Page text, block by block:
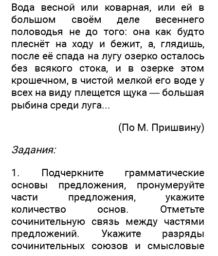
Вода весной или коварная, или ей в
большом своём деле весеннего
половодья не до того: она как будто
плеснёт на ходу и бежит, а, глядишь,
после её спада на лугу озерко осталось
без всякого стока, и в озерке этом
крошечном, в чистой мелкой его воде у
всех на виду плещется щука — большая
рыбина среди луга...
(По М. Пришвину)
Задания:
1. Подчеркните грамматические
основы предложения, пронумеруйте
части предложения, укажите
количество основ. Отметьте
сочинительную связь между частями
предложений. Укажите разряды
сочинительных союзов и смысловые